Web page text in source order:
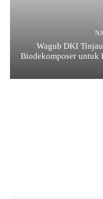
Wagub DKI
Biodekomposer untuk